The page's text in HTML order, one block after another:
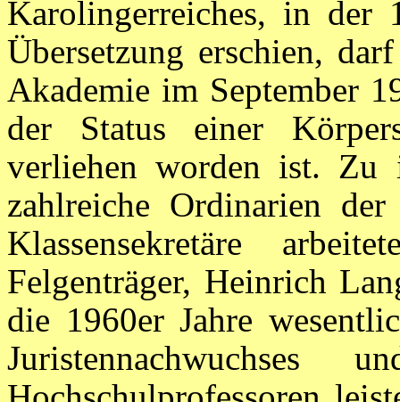
Karolingerreiches, in
Übersetzung erschien,
Akademie im September
der Status einer
verliehen worden ist. Zu
zahlreiche Ordinarien
Klassensekretäre
Felgenträger, Heinrich
die 1960er Jahre